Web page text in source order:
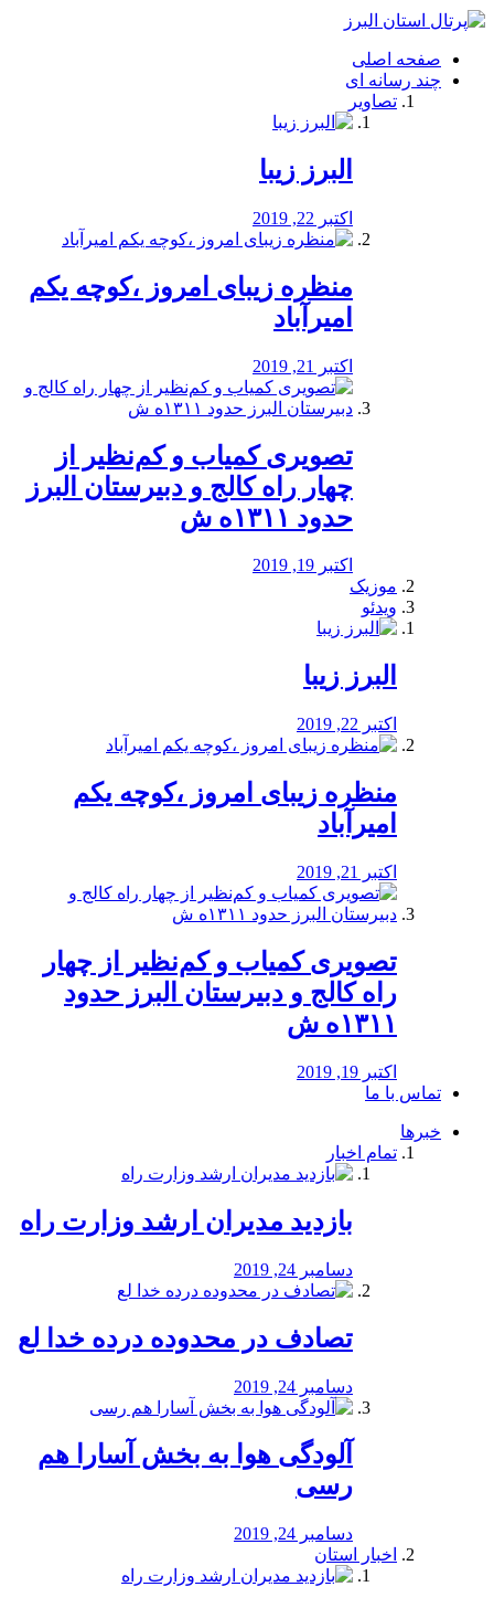
فصد
شرق
تهران
خشکشویی
صفحه اصلی
چند رسانه ای
تصاویر
البرز زیبا
اکتبر 22, 2019
منظره‌‌ زیبای امروز ،کوچه یکم
امیرآباد
اکتبر 21, 2019
️تصویری کمیاب و کم‌نظیر از
چهار راه كالج و دبيرستان البرز
حدود ۱۳۱۱ه ش
اکتبر 19, 2019
موزیک
ویدئو
البرز زیبا
اکتبر 22, 2019
منظره‌‌ زیبای امروز ،کوچه یکم
امیرآباد
اکتبر 21, 2019
️تصویری کمیاب و کم‌نظیر از چهار
راه كالج و دبيرستان البرز حدود
۱۳۱۱ه ش
اکتبر 19, 2019
تماس با ما
خبرها
تمام اخبار
بازدید مدیران ارشد وزارت راه
دسامبر 24, 2019
تصادف در محدوده درده خدا لع
دسامبر 24, 2019
آلودگی هوا به بخش آسارا هم
رسی
دسامبر 24, 2019
اخبار استان